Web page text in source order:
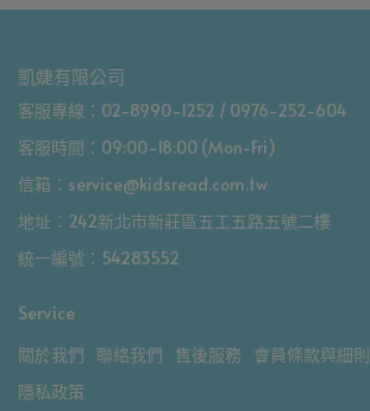
凱婕有限公司
客服專線：02-8990-1252 / 0976-252-604
客服時間：09:00-18:00 (Mon-Fri)
信箱：service@kidsread.com.tw
地址：242新北市新莊區五工五路五號二樓
統一編號：54283552
Service
關於我們 聯絡我們 售後服務 會員條款與細則
隱私政策